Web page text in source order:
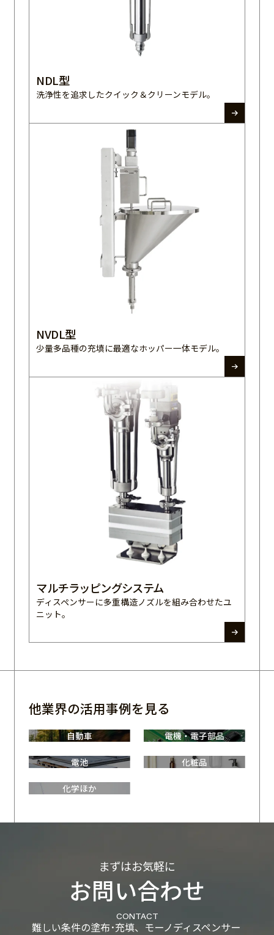
NDL型
洗浄性を追求したクイック＆クリーンモデル。
NVDL型
少量多品種の充填に最適なホッパー一体モデル。
マルチラッピングシステム
ディスペンサーに多重構造ノズルを組み合わせたユ
ニット。
他業界の活用事例を見る
自動車 電機・電子部品
電池 化粧品
化学ほか
まずはお気軽に
お問い合わせ
CONTACT
難しい条件の塗布･充填、モーノディスペンサー